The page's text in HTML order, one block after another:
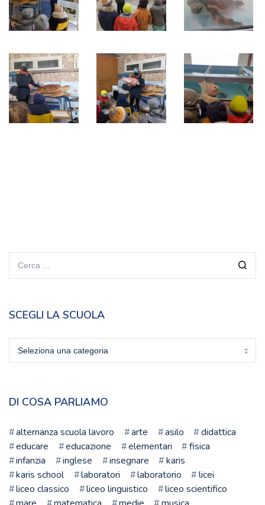
SCEGLI LA SCUOLA
Scegli
DI COSA PARLIAMO
alternanza scuola lavoro arte asilo
didattica
educare
educazione elementari
fisica
infanzia
inglese insegnare
karis
karis school
laboratori laboratorio
licei
liceo classico
liceo linguistico
liceo scientifico